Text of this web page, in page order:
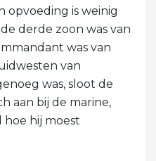
opvoeding is weinig
derde zoon was van
was van
van
was, sloot de
aan bij de marine,
hij moest